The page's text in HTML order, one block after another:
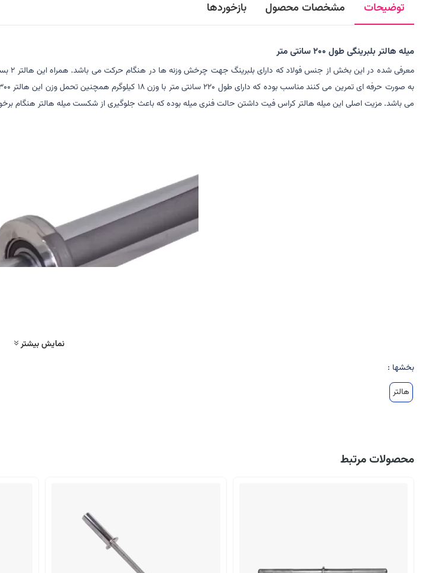
توضیحات مشخصات محصول بازخوردها
میله هالتر بلبرینگی طول 200 سانتی متر
می باشد. مزیت اصلی این میله هالتر کراس فیت داشتن حالت فنری میله بوده که باعث جلوگیری از شکست میله هالتر هنگام
نمایش بیشتر
بخشها :
هالتر
محصولات مرتبط